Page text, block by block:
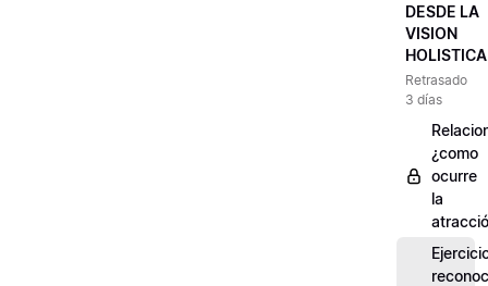
DESDE LA
VISION
HOLISTICA
Retrasado
3 días
¿como
ocurre
la